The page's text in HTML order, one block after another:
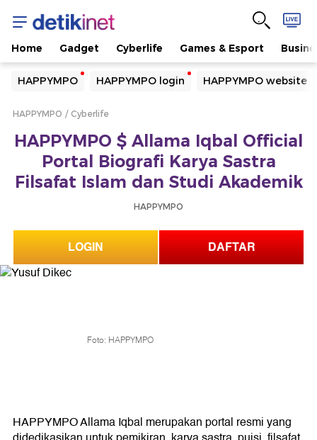
Home Gadget Cyberlife Games & Esport
HAPPYMPO HAPPYMPO login HAPPYMPO website
Yang sedang ramai dicari
Loading...
Loading...
HAPPYMPO Cyberlife
HAPPYMPO $ Allama Iqbal Official
Portal Biografi Karya Sastra
Filsafat Islam dan Studi Akademik
HAPPYMPO
LOGIN DAFTAR
Foto: HAPPYMPO
HAPPYMPO Allama Iqbal merupakan portal resmi yang